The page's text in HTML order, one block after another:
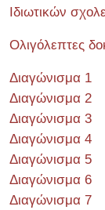
Ιδιωτικών
Ολιγόλεπτες
Διαγώνισμα 1
Διαγώνισμα 2
Διαγώνισμα 3
Διαγώνισμα 4
Διαγώνισμα 5
Διαγώνισμα 6
Διαγώνισμα 7